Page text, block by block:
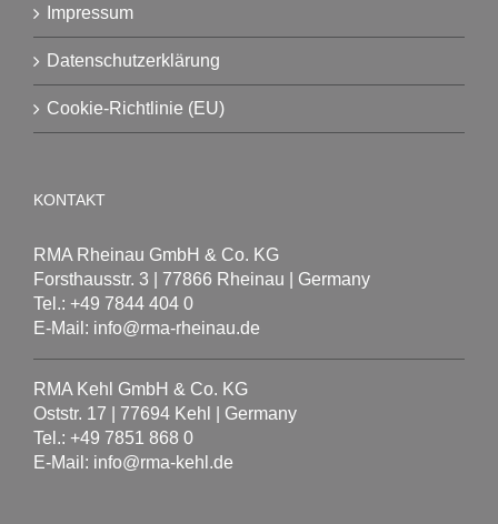
Impressum
Datenschutzerklärung
Cookie-Richtlinie (EU)
KONTAKT
RMA Rheinau GmbH & Co. KG
Forsthausstr. 3 | 77866 Rheinau | Germany
Tel.: +49 7844 404 0
E-Mail: info@rma-rheinau.de
RMA Kehl GmbH & Co. KG
Oststr. 17 | 77694 Kehl | Germany
Tel.: +49 7851 868 0
E-Mail: info@rma-kehl.de